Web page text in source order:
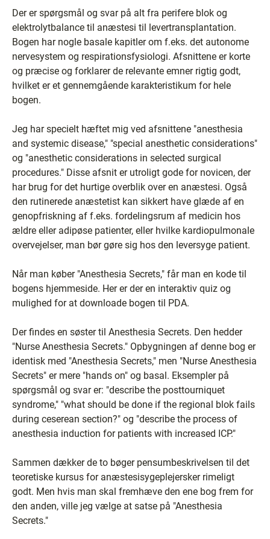
Der er spørgsmål og svar på alt fra perifere blok og
elektrolytbalance til anæstesi til levertransplantation.
Bogen har nogle basale kapitler om f.eks. det autonome
nervesystem og respirationsfysiologi. Afsnittene er korte
og præcise og forklarer de relevante emner rigtig godt,
hvilket er et gennemgående karakteristikum for hele
bogen.
Jeg har specielt hæftet mig ved afsnittene "anesthesia
and systemic disease," "special anesthetic considerations"
og "anesthetic considerations in selected surgical
procedures." Disse afsnit er utroligt gode for novicen, der
har brug for det hurtige overblik over en anæstesi. Også
den rutinerede anæstetist kan sikkert have glæde af en
genopfriskning af f.eks. fordelingsrum af medicin hos
ældre eller adipøse patienter, eller hvilke kardiopulmonale
overvejelser, man bør gøre sig hos den leversyge patient.
Når man køber "Anesthesia Secrets," får man en kode til
bogens hjemmeside. Her er der en interaktiv quiz og
mulighed for at downloade bogen til PDA.
Der findes en søster til Anesthesia Secrets. Den hedder
"Nurse Anesthesia Secrets." Opbygningen af denne bog er
identisk med "Anesthesia Secrets," men "Nurse Anesthesia
Secrets" er mere "hands on" og basal. Eksempler på
spørgsmål og svar er: "describe the posttourniquet
syndrome," "what should be done if the regional blok fails
during ceserean section?" og "describe the process of
anesthesia induction for patients with increased ICP."
Sammen dækker de to bøger pensumbeskrivelsen til det
teoretiske kursus for anæstesisygeplejersker rimeligt
godt. Men hvis man skal fremhæve den ene bog frem for
den anden, ville jeg vælge at satse på "Anesthesia
Secrets."